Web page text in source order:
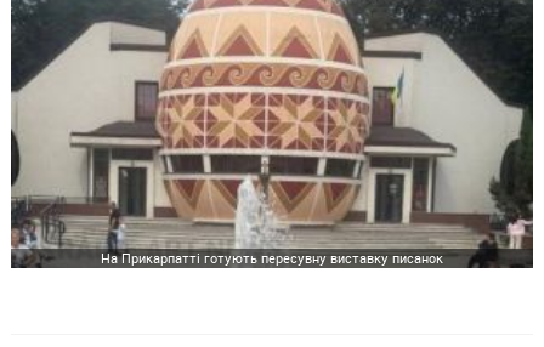
На Прикарпатті готують пересувну виставку писанок